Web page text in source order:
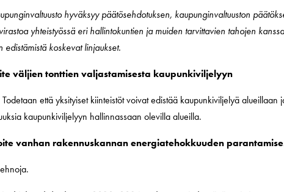
hyväksyy päätösehdotuksen, kaupunginvaltuuston
yhteistyössä eri hallintokuntien ja muiden tarvittavien tahojen
koskevat linjaukset.
väljien tonttien valjastamisesta kaupunkiviljelyyn
että yksityiset kiinteistöt voivat edistää kaupunkiviljelyä alueillaan
kaupunkiviljelyyn hallinnassaan olevilla alueilla.
vanhan rakennuskannan energiatehokkuuden